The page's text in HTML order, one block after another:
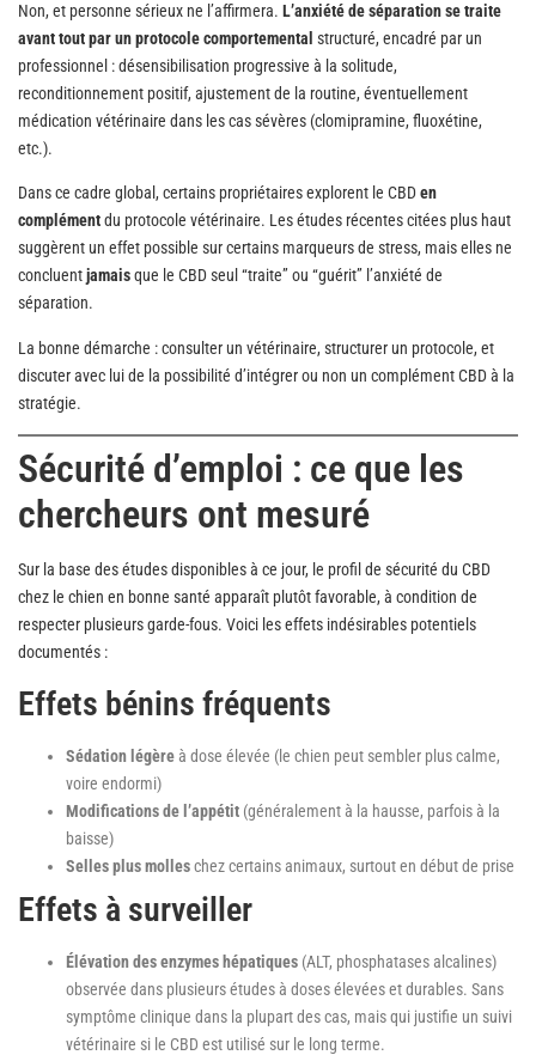
Non, et personne sérieux ne l’affirmera. L’anxiété de séparation se traite
avant tout par un protocole comportemental structuré, encadré par un
professionnel : désensibilisation progressive à la solitude,
reconditionnement positif, ajustement de la routine, éventuellement
médication vétérinaire dans les cas sévères (clomipramine, fluoxétine,
etc.).
Dans ce cadre global, certains propriétaires explorent le CBDen
complémentdu protocole vétérinaire. Les études récentes citées plus haut
suggèrent un effet possible sur certains marqueurs de stress, mais elles ne
concluentjamaisque le CBD seul “traite” ou “guérit” l’anxiété de
séparation.
La bonne démarche : consulter un vétérinaire, structurer un protocole, et
discuter avec lui de la possibilité d’intégrer ou non un complément CBD à la
stratégie.
Sécurité d’emploi : ce que les
chercheurs ont mesuré
Sur la base des études disponibles à ce jour, le profil de sécurité du CBD
chez le chien en bonne santé apparaît plutôt favorable, à condition de
respecter plusieurs garde-fous. Voici les effets indésirables potentiels
documentés :
Effets bénins fréquents
Sédation légère à dose élevée (le chien peut sembler plus calme,
voire endormi)
Modifications de l’appétit (généralement à la hausse, parfois à la
baisse)
Selles plus molleschez certains animaux, surtout en début de prise
Effets à surveiller
Élévation des enzymes hépatiques (ALT, phosphatases alcalines)
observée dans plusieurs études à doses élevées et durables. Sans
symptôme clinique dans la plupart des cas, mais qui justifie un suivi
vétérinaire si le CBD est utilisé sur le long terme.